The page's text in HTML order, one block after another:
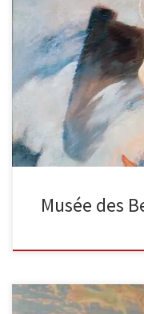
Ex-voto : Notre-Dame
miraculeuse apparition
aide […]
Musée des